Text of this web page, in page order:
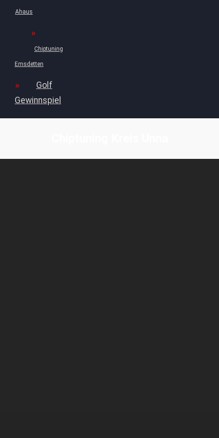
Ahaus
Chiptuning
Emsdetten
Golf
Gewinnspiel